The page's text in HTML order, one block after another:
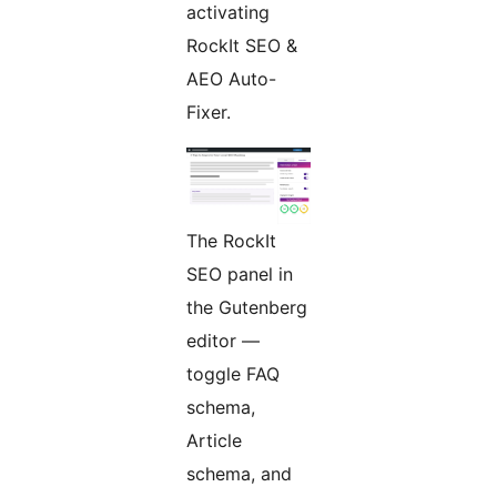
activating
RockIt SEO &
AEO Auto-
Fixer.
The RockIt
SEO panel in
the Gutenberg
editor —
toggle FAQ
schema,
Article
schema, and